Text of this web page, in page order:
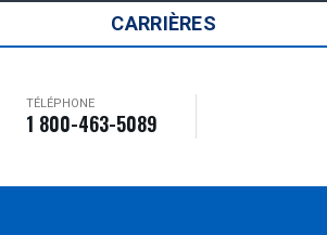
CARRIÈRES
TÉLÉPHONE
1 800-463-5089